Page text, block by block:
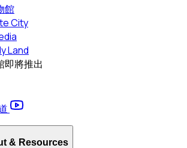
館
City
Land
即將推出
& Resources